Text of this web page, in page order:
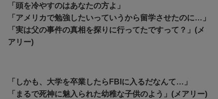
「頭を冷やすのはあなたの方よ」
「アメリカで勉強したいっていうから留学させたのに…」
「実は父の事件の真相を探りに行ってたですって？」(メ
アリー)
「しかも、大学を卒業したらFBIに入るだなんて…」
「まるで死神に魅入られた幼稚な子供のよう」(メアリー)